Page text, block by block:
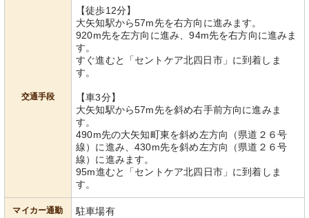
交通手段
【徒歩12分】
大矢知駅から57m先を右方向に進みます。
920m先を左方向に進み、94m先を右方向に進みま
す。
すぐ進むと「セントケア北四日市」に到着しま
す。
【車3分】
大矢知駅から57m先を斜め右手前方向に進みま
す。
490m先の大矢知町東を斜め左方向（県道２６号
線）に進み、430m先を斜め左方向（県道２６号
線）に進みます。
95m進むと「セントケア北四日市」に到着しま
す。
マイカー通勤 駐車場有